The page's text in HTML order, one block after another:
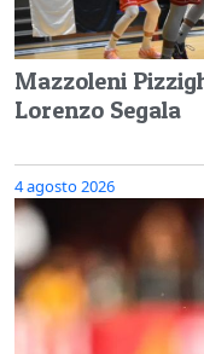
Mazzoleni
Lorenzo Segala
4 agosto 2026